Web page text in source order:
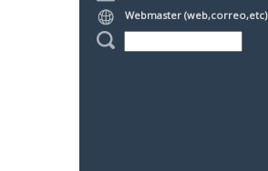
Webmaster (web,correo,etc)